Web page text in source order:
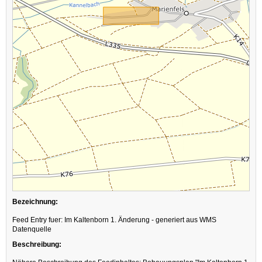
Bezeichnung:
Feed Entry fuer: Im Kaltenborn 1. Änderung - generiert aus WMS
Datenquelle
Beschreibung: